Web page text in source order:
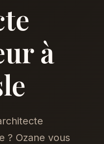
à
? Ozane vous